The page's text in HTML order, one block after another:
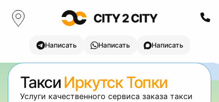
Написать Написать Написать
Такси Иркутск Топки
Услуги качественного сервиса заказа такси